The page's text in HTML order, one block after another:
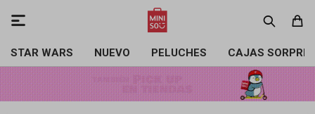
STAR WARS NUEVO PELUCHES CAJAS
